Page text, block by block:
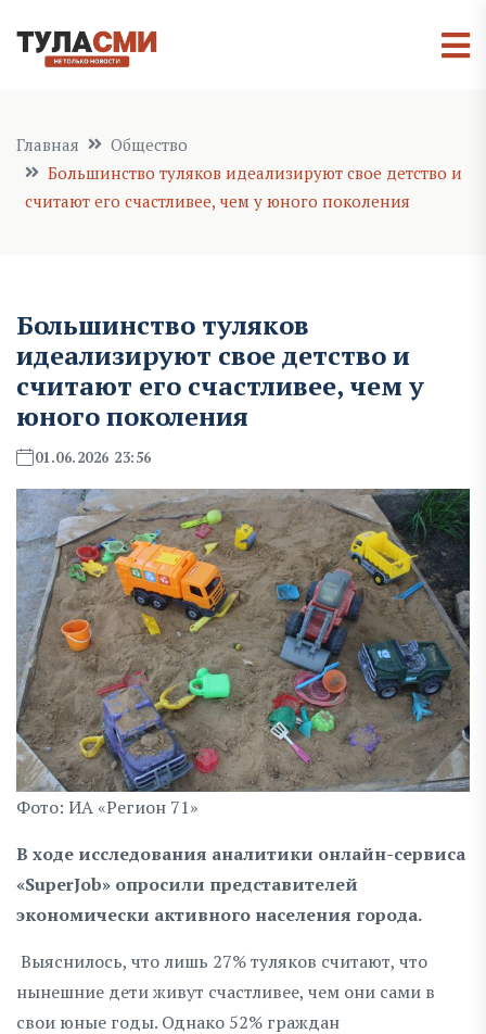
Главная
Общество
Большинство туляков идеализируют свое детство и
считают его счастливее, чем у юного поколения
Большинство туляков
идеализируют свое детство и
считают его счастливее, чем у
юного поколения
01.06.2026 23:56
Фото: ИА «Регион 71»
В ходе исследования аналитики онлайн-сервиса
«SuperJob» опросили представителей
экономически активного населения города.
Выяснилось, что лишь 27% туляков считают, что
нынешние дети живут счастливее, чем они сами в
свои юные годы. Однако 52% граждан